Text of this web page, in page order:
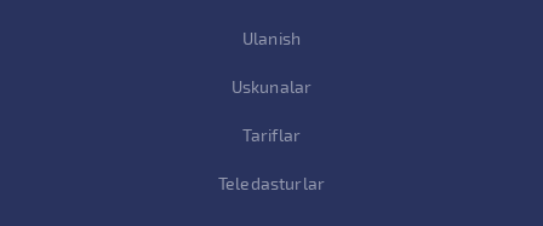
Ulanish
Uskunalar
Tariflar
Teledasturlar